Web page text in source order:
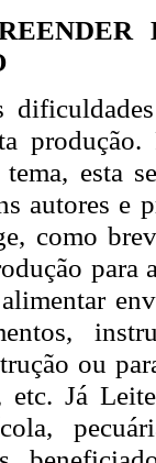
esta
autores e
como
ou
etc. Já